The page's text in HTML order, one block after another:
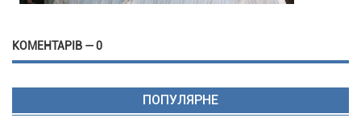
КОМЕНТАРІВ — 0
ПОПУЛЯРНЕ